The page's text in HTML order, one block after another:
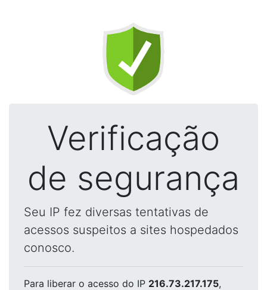
Verificação
de segurança
Seu IP fez diversas tentativas de
acessos suspeitos a sites hospedados
conosco.
Para liberar o acesso do IP 216.73.217.175,